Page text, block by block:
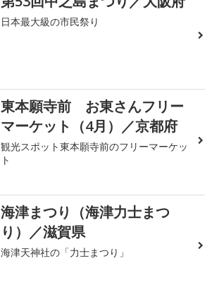
日本最大級の市民祭り
東本願寺前 お東さんフリー
マーケット（4月）／京都府
観光スポット東本願寺前のフリーマーケッ
ト
海津まつり（海津力士まつ
り）／滋賀県
海津天神社の「力士まつり」